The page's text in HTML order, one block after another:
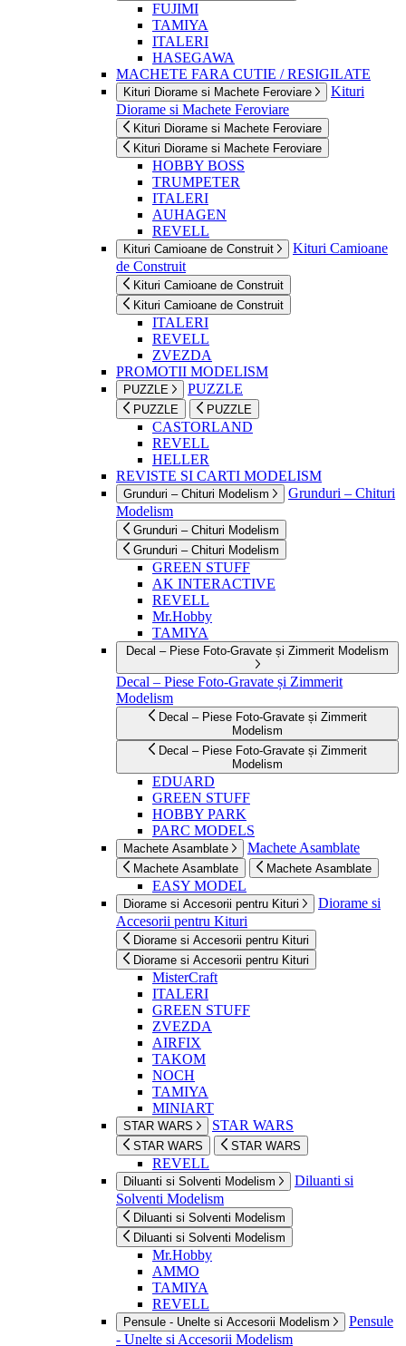
FUJIMI
TAMIYA
ITALERI
HASEGAWA
MACHETE FARA CUTIE / RESIGILATE
Kituri Diorame si Machete Feroviare
Kituri
Diorame si Machete Feroviare
Kituri Diorame si Machete Feroviare
Kituri Diorame si Machete Feroviare
HOBBY BOSS
TRUMPETER
ITALERI
AUHAGEN
REVELL
Kituri Camioane de Construit
Kituri Camioane
de Construit
Kituri Camioane de Construit
Kituri Camioane de Construit
ITALERI
REVELL
ZVEZDA
PROMOTII MODELISM
PUZZLE PUZZLE
PUZZLE PUZZLE
CASTORLAND
REVELL
HELLER
REVISTE SI CARTI MODELISM
Grunduri – Chituri Modelism
Grunduri – Chituri
Modelism
Grunduri – Chituri Modelism
Grunduri – Chituri Modelism
GREEN STUFF
AK INTERACTIVE
REVELL
Mr.Hobby
TAMIYA
Decal – Piese Foto-Gravate și Zimmerit Modelism
Decal – Piese Foto-Gravate și Zimmerit
Modelism
Decal – Piese Foto-Gravate și Zimmerit
Modelism
Decal – Piese Foto-Gravate și Zimmerit
Modelism
EDUARD
GREEN STUFF
HOBBY PARK
PARC MODELS
Machete Asamblate Machete Asamblate
Machete Asamblate Machete Asamblate
EASY MODEL
Diorame si Accesorii pentru Kituri
Diorame si
Accesorii pentru Kituri
Diorame si Accesorii pentru Kituri
Diorame si Accesorii pentru Kituri
MisterCraft
ITALERI
GREEN STUFF
ZVEZDA
AIRFIX
TAKOM
NOCH
TAMIYA
MINIART
STAR WARS STAR WARS
STAR WARS STAR WARS
REVELL
Diluanti si Solventi Modelism
Diluanti si
Solventi Modelism
Diluanti si Solventi Modelism
Diluanti si Solventi Modelism
Mr.Hobby
AMMO
TAMIYA
REVELL
Pensule - Unelte si Accesorii Modelism
Pensule
- Unelte si Accesorii Modelism